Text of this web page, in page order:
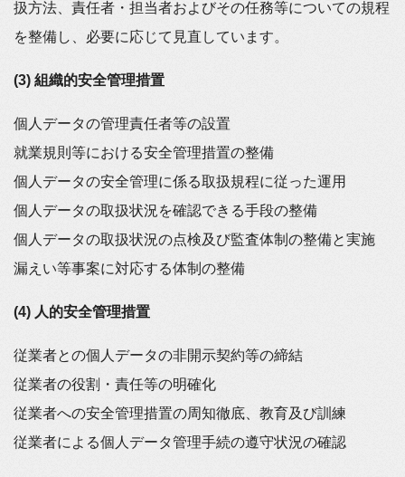
扱方法、責任者・担当者およびその任務等についての規程
を整備し、必要に応じて見直しています。
(3) 組織的安全管理措置
個人データの管理責任者等の設置
就業規則等における安全管理措置の整備
個人データの安全管理に係る取扱規程に従った運用
個人データの取扱状況を確認できる手段の整備
個人データの取扱状況の点検及び監査体制の整備と実施
漏えい等事案に対応する体制の整備
(4) 人的安全管理措置
従業者との個人データの非開示契約等の締結
従業者の役割・責任等の明確化
従業者への安全管理措置の周知徹底、教育及び訓練
従業者による個人データ管理手続の遵守状況の確認